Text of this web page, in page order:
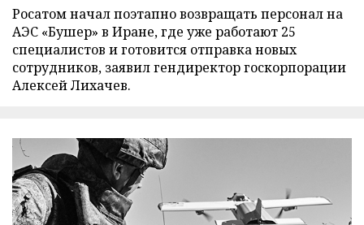
Росатом начал поэтапно возвращать персонал на
АЭС «Бушер» в Иране, где уже работают 25
специалистов и готовится отправка новых
сотрудников, заявил гендиректор госкорпорации
Алексей Лихачев.